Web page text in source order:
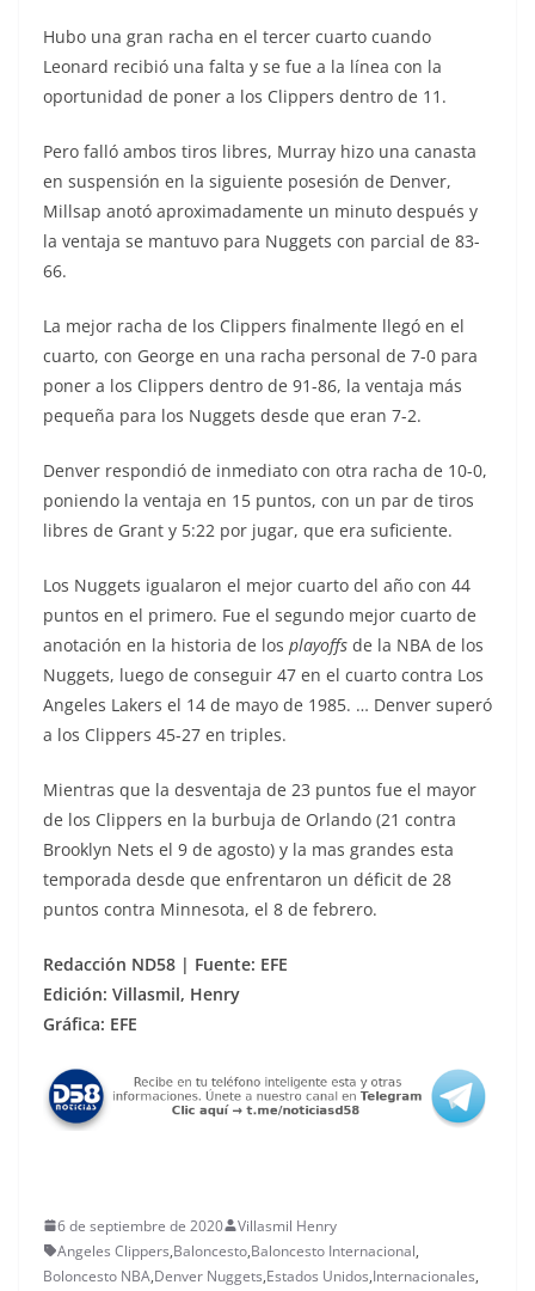
Hubo una gran racha en el tercer cuarto cuando
Leonard recibió una falta y se fue a la línea con la
oportunidad de poner a los Clippers dentro de 11.
Pero falló ambos tiros libres, Murray hizo una canasta
en suspensión en la siguiente posesión de Denver,
Millsap anotó aproximadamente un minuto después y
la ventaja se mantuvo para Nuggets con parcial de 83-
66.
La mejor racha de los Clippers finalmente llegó en el
cuarto, con George en una racha personal de 7-0 para
poner a los Clippers dentro de 91-86, la ventaja más
pequeña para los Nuggets desde que eran 7-2.
Denver respondió de inmediato con otra racha de 10-0,
poniendo la ventaja en 15 puntos, con un par de tiros
libres de Grant y 5:22 por jugar, que era suficiente.
Los Nuggets igualaron el mejor cuarto del año con 44
puntos en el primero. Fue el segundo mejor cuarto de
anotación en la historia de los playoffs de la NBA de los
Nuggets, luego de conseguir 47 en el cuarto contra Los
Angeles Lakers el 14 de mayo de 1985. … Denver superó
a los Clippers 45-27 en triples.
Mientras que la desventaja de 23 puntos fue el mayor
de los Clippers en la burbuja de Orlando (21 contra
Brooklyn Nets el 9 de agosto) y la mas grandes esta
temporada desde que enfrentaron un déficit de 28
puntos contra Minnesota, el 8 de febrero.
Redacción ND58 | Fuente: EFE
Edición: Villasmil, Henry
Gráfica: EFE
6 de septiembre de 2020
Villasmil Henry
Angeles Clippers,Baloncesto,Baloncesto Internacional,
Boloncesto NBA,Denver Nuggets,Estados Unidos,Internacionales,